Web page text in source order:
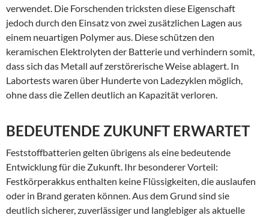
verwendet. Die Forschenden tricksten diese Eigenschaft
jedoch durch den Einsatz von zwei zusätzlichen Lagen aus
einem neuartigen Polymer aus. Diese schützen den
keramischen Elektrolyten der Batterie und verhindern somit,
dass sich das Metall auf zerstörerische Weise ablagert. In
Labortests waren über Hunderte von Ladezyklen möglich,
ohne dass die Zellen deutlich an Kapazität verloren.
BEDEUTENDE ZUKUNFT ERWARTET
Feststoffbatterien gelten übrigens als eine bedeutende
Entwicklung für die Zukunft. Ihr besonderer Vorteil:
Festkörperakkus enthalten keine Flüssigkeiten, die auslaufen
oder in Brand geraten können. Aus dem Grund sind sie
deutlich sicherer, zuverlässiger und langlebiger als aktuelle